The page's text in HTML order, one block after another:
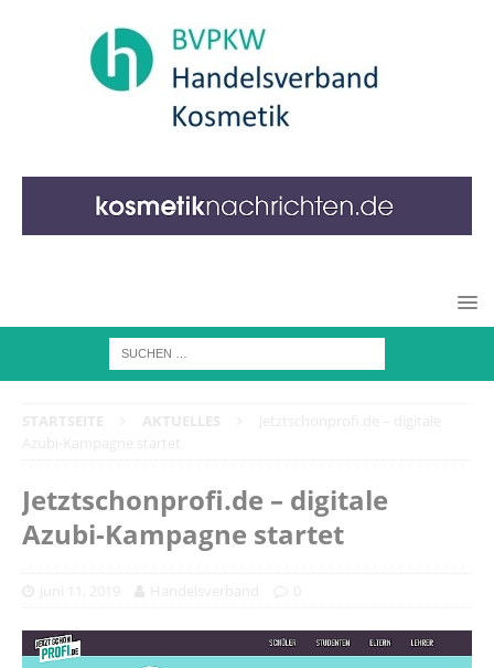
Jetztschonprofi.de – digitale
Azubi-Kampagne startet